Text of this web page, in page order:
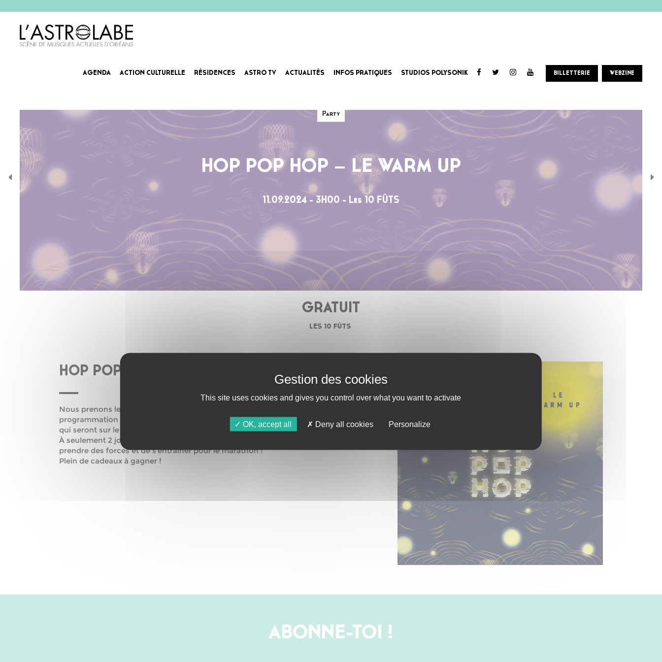
AGENDA ACTION CULTURELLE RÉSIDENCES ASTRO TV ACTUALITÉS INFOS PRATIQUES STUDIOS POLYSONIK BILLETTERIE WEBZINE
Party
HOP POP HOP – LE WARM UP
11.09.2024 - 3H00 - Les 10 FÛTS
GRATUIT
LES 10 FÛTS
HOP POP HOP – LE WARM UP
Nous prenons le contrôle du bar, pour vous présenter la
programmation et vous faire découvrir en avant première les bières
qui seront sur le festival leS 13 & 14 Septembre.
À seulement 2 jours de ce weekend de fou, il est grand temps de
prendre des forces et de s’entraîner pour le marathon !
Plein de cadeaux à gagner !
ABONNE-TOI !
This site uses cookies and gives you control over what you want to activate
OK, accept all Deny all cookies Personalize